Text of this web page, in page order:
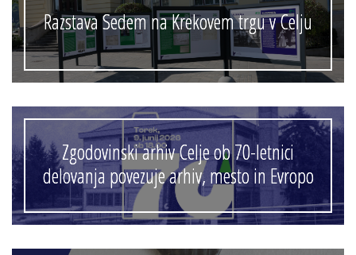
Razstava Sedem na Krekovem trgu v Celju
Zgodovinski arhiv Celje ob 70-letnici
delovanja povezuje arhiv, mesto in Evropo